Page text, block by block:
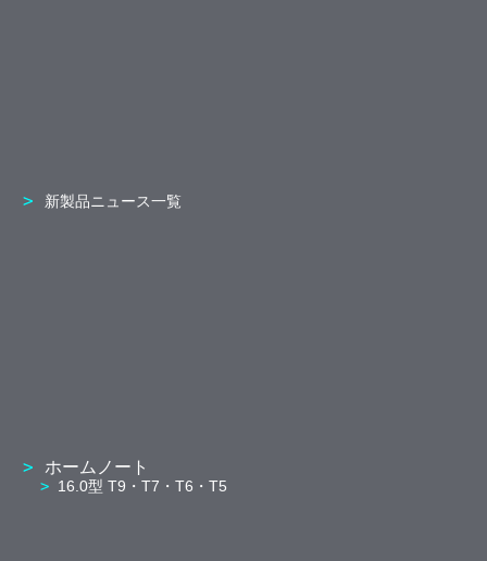
新製品ニュース一覧
ホームノート
16.0型 T9・T7・T6・T5